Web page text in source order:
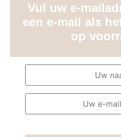
Vul uw e-
een e-mail als
op